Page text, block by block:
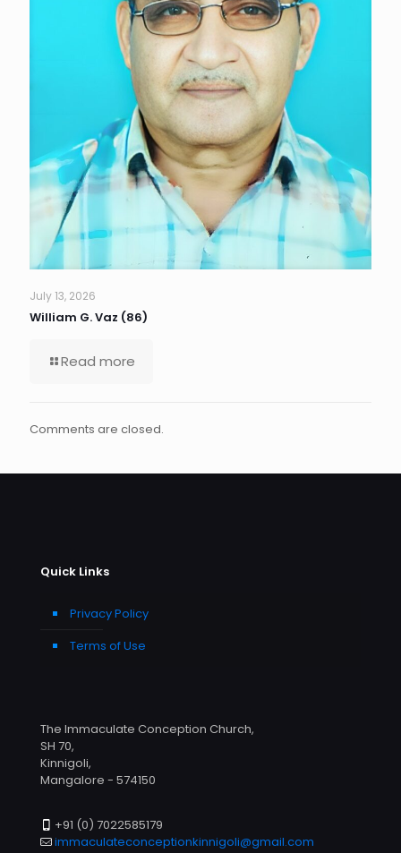
July 13, 2026
William G. Vaz (86)
Read more
Comments are closed.
Quick Links
Privacy Policy
Terms of Use
The Immaculate Conception Church,
SH 70,
Kinnigoli,
Mangalore - 574150
+91 (0) 7022585179
immaculateconceptionkinnigoli@gmail.com